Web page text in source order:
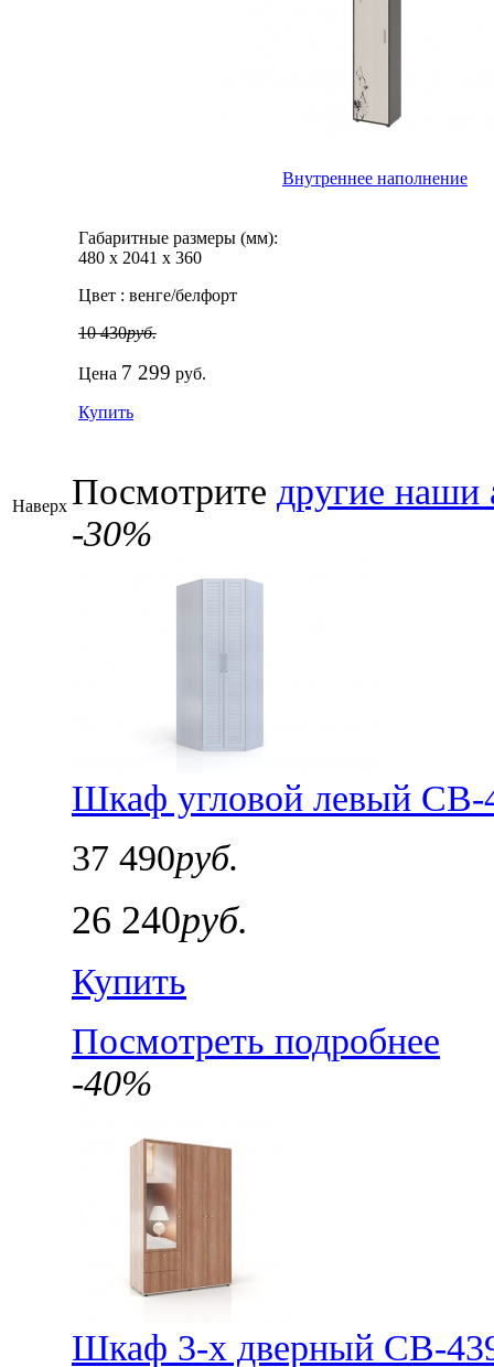
Наверх
Внутреннее наполнение
Габаритные размеры (мм):
480 х 2041 х 360
Цвет : венге/белфорт
10 430руб.
Цена 7 299 руб.
Купить
Посмотрите другие наши
-30%
Шкаф угловой левый СВ-
37 490руб.
26 240руб.
Купить
Посмотреть подробнее
-40%
Шкаф 3-х дверный СВ-